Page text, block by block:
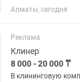
требуются
квартир, домов и офисов. 💰
смены (день в день)
гибкий...
Алматы, сегодня
Реклама
Клинер
8 000 - 20 000 ₸
В клининговую